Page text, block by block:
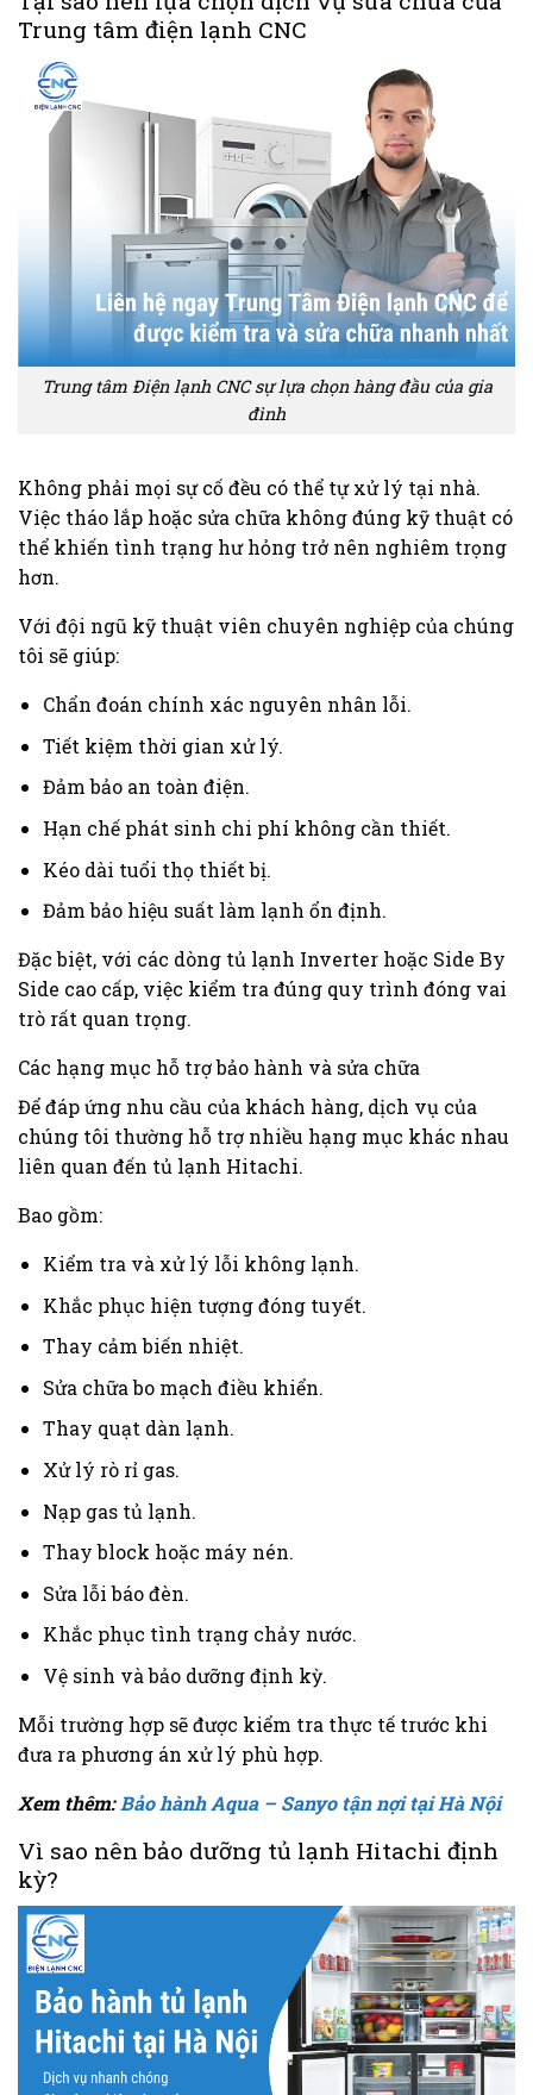
Trung tâm điện lạnh CNC
Trung tâm Điện lạnh CNC sự lựa chọn hàng đầu của gia
đình
Không phải mọi sự cố đều có thể tự xử lý tại nhà.
Việc tháo lắp hoặc sửa chữa không đúng kỹ thuật có
thể khiến tình trạng hư hỏng trở nên nghiêm trọng
hơn.
Với đội ngũ kỹ thuật viên chuyên nghiệp của chúng
tôi sẽ giúp:
Chẩn đoán chính xác nguyên nhân lỗi.
Tiết kiệm thời gian xử lý.
Đảm bảo an toàn điện.
Hạn chế phát sinh chi phí không cần thiết.
Kéo dài tuổi thọ thiết bị.
Đảm bảo hiệu suất làm lạnh ổn định.
Đặc biệt, với các dòng tủ lạnh Inverter hoặc Side By
Side cao cấp, việc kiểm tra đúng quy trình đóng vai
trò rất quan trọng.
Các hạng mục hỗ trợ bảo hành và sửa chữa
Để đáp ứng nhu cầu của khách hàng, dịch vụ của
chúng tôi thường hỗ trợ nhiều hạng mục khác nhau
liên quan đến tủ lạnh Hitachi.
Bao gồm:
Kiểm tra và xử lý lỗi không lạnh.
Khắc phục hiện tượng đóng tuyết.
Thay cảm biến nhiệt.
Sửa chữa bo mạch điều khiển.
Thay quạt dàn lạnh.
Xử lý rò rỉ gas.
Nạp gas tủ lạnh.
Thay block hoặc máy nén.
Sửa lỗi báo đèn.
Khắc phục tình trạng chảy nước.
Vệ sinh và bảo dưỡng định kỳ.
Mỗi trường hợp sẽ được kiểm tra thực tế trước khi
đưa ra phương án xử lý phù hợp.
Xem thêm:Bảo hành Aqua – Sanyo tận nợi tại Hà Nội
Vì sao nên bảo dưỡng tủ lạnh Hitachi định
kỳ?